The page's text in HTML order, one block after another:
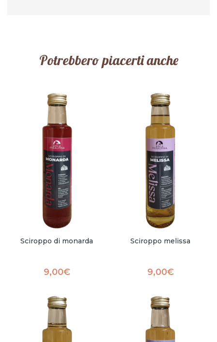
Potrebbero piacerti anche
Sciroppo di monarda
9,00€
Sciroppo melissa
9,00€